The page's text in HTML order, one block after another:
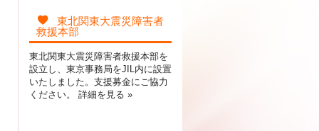
東北関東大震災障害者
救援本部
東北関東大震災障害者救援本部を
設立し、東京事務局をJIL内に設置
いたしました。支援募金にご協力
ください。 詳細を見る »